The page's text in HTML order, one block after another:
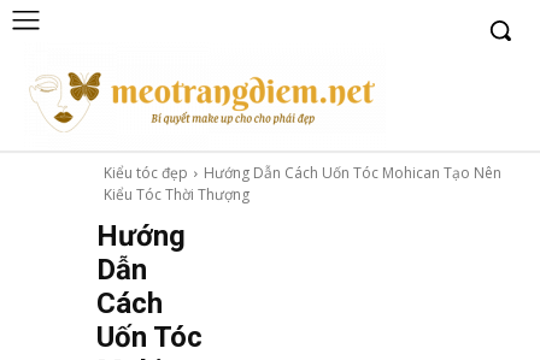
Kiểu tóc đẹp
Hướng Dẫn Cách Uốn Tóc Mohican Tạo Nên
Kiểu Tóc Thời Thượng
Hướng
Dẫn
Cách
Uốn Tóc